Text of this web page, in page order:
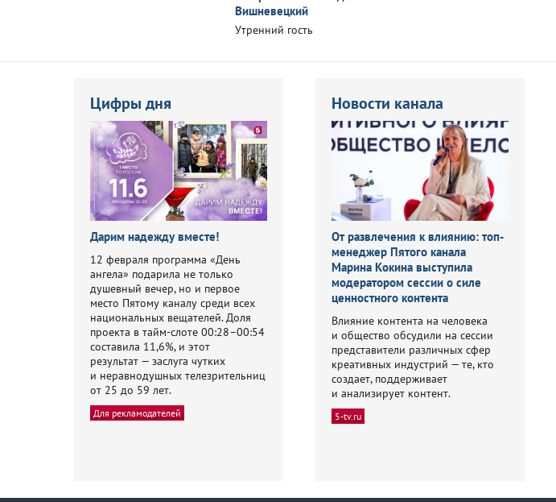
Вишневецкий
Утренний гость
Цифры дня
Дарим надежду вместе!
12 февраля программа «День
ангела» подарила не только
душевный вечер, но и первое
место Пятому каналу среди всех
национальных вещателей. Доля
проекта в тайм-слоте 00:28–00:54
составила 11,6%, и этот
результат — заслуга чутких
и неравнодушных телезрительниц
от 25 до 59 лет.
Для рекламодателей
Новости канала
От развлечения к влиянию: топ-
менеджер Пятого канала
Марина Кокина выступила
модератором сессии о силе
ценностного контента
Влияние контента на человека
и общество обсудили на сессии
представители различных сфер
креативных индустрий — те, кто
создает, поддерживает
и анализирует контент.
5-tv.ru